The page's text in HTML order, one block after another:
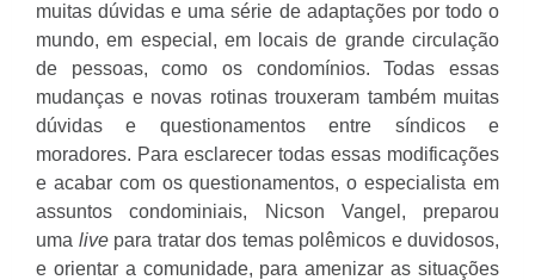
muitas dúvidas e uma série de adaptações por todo o
mundo, em especial, em locais de grande circulação
de pessoas, como os condomínios. Todas essas
mudanças e novas rotinas trouxeram também muitas
dúvidas e questionamentos entre síndicos e
moradores. Para esclarecer todas essas modificações
e acabar com os questionamentos, o especialista em
assuntos condominiais, Nicson Vangel, preparou
uma livepara tratar dos temas polêmicos e duvidosos,
e orientar a comunidade, para amenizar as situações